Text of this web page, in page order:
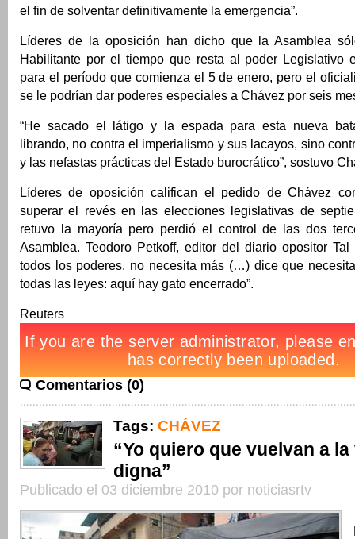
el fin de solventar definitivamente la emergencia”.
Líderes de la oposición han dicho que la Asamblea
Habilitante por el tiempo que resta al poder Legislativo
para el período que comienza el 5 de enero, pero el
se le podrían dar poderes especiales a Chávez por seis
“He sacado el látigo y la espada para esta nueva
librando, no contra el imperialismo y sus lacayos, sino
y las nefastas prácticas del Estado burocrático”, sostuvo
Líderes de oposición califican el pedido de Chávez
superar el revés en las elecciones legislativas de
retuvo la mayoría pero perdió el control de las dos
Asamblea. Teodoro Petkoff, editor del diario opositor Tal
todos los poderes, no necesita más (…) dice que
todas las leyes: aquí hay gato encerrado”.
Reuters
Comentarios (0)
Tags: CHÁVEZ
“Yo quiero que vuelvan a
digna”
Publicado el 03 diciembre 2010 por noticiasrtv